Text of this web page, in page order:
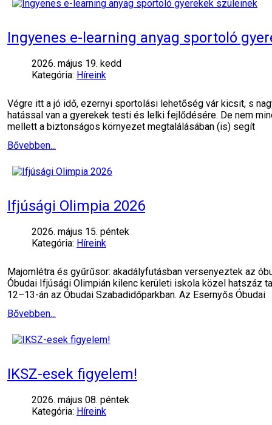
Ingyenes e-learning anyag sportoló
2026. május 19. kedd
Kategória: Híreink
Végre itt a jó idő, ezernyi sportolási lehetőség vár kicsit, s
hatással van a gyerekek testi és lelki fejlődésére. De nem
mellett a biztonságos környezet megtalálásában (is) segít
Bővebben...
Ifjúsági Olimpia 2026
2026. május 15. péntek
Kategória: Híreink
Majomlétra és gyűrűsor: akadályfutásban versenyeztek az
Óbudai Ifjúsági Olimpián kilenc kerületi iskola közel hatszáz
12–13-án az Óbudai Szabadidőparkban. Az Esernyős Óbudai
Bővebben...
IKSZ-esek figyelem!
2026. május 08. péntek
Kategória: Híreink